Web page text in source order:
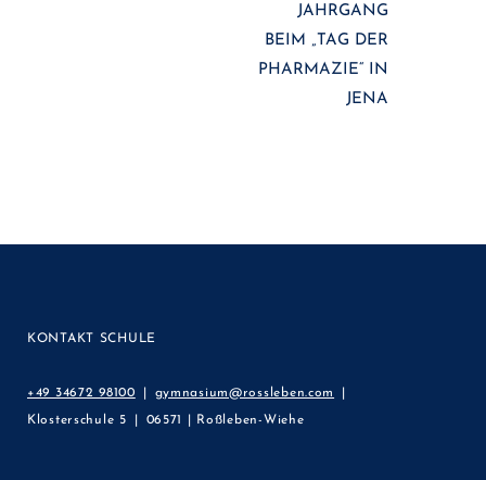
JAHRGANG
BEIM „TAG DER
PHARMAZIE“ IN
JENA
KONTAKT SCHULE
+49 34672 98100 gymnasium@rossleben.com
Klosterschule 5 06571 | Roßleben-Wiehe